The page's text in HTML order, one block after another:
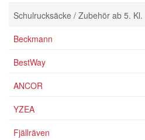
Schulrucksäcke / Zubehör ab 5. Kl.
Beckmann
BestWay
ANCOR
YZEA
Fjällräven